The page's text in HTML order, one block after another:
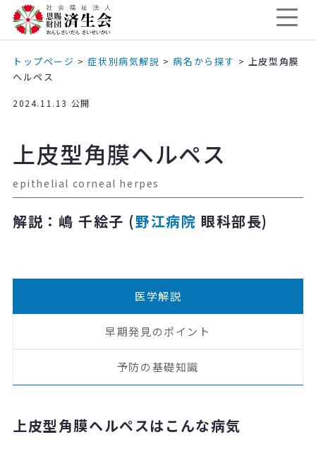
トップページ >症状別病気解説 >病名から探す > 上皮型角膜
ヘルペス
2024.11.13 公開
上皮型角膜ヘルペス
epithelial corneal herpes
解説：嶋 千絵子 (野江病院 眼科部長)
医学解説
早期発見のポイント
予防の基礎知識
上皮型角膜ヘルペスはこんな病気